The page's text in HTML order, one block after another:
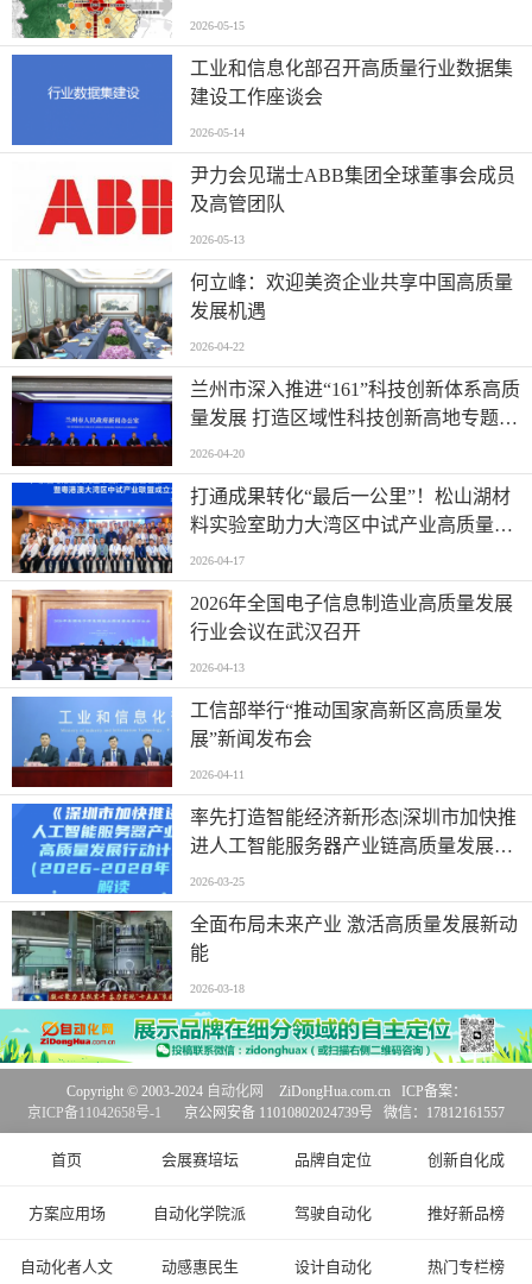
2026-05-15
工业和信息化部召开高质量行业数据集
建设工作座谈会
2026-05-14
尹力会见瑞士ABB集团全球董事会成员
及高管团队
2026-05-13
何立峰：欢迎美资企业共享中国高质量
发展机遇
2026-04-22
兰州市深入推进“161”科技创新体系高质
量发展 打造区域性科技创新高地专题新
闻发布会实录（文+图）
2026-04-20
打通成果转化“最后一公里”！松山湖材
料实验室助力大湾区中试产业高质量发
展
2026-04-17
2026年全国电子信息制造业高质量发展
行业会议在武汉召开
2026-04-13
工信部举行“推动国家高新区高质量发
展”新闻发布会
2026-04-11
率先打造智能经济新形态|深圳市加快推
进人工智能服务器产业链高质量发展行
动计划
2026-03-25
全面布局未来产业 激活高质量发展新动
能
2026-03-18
首页 会展赛培坛 品牌自定位 创新自化成
方案应用场 自动化学院派 驾驶自动化 推好新品榜
自动化者人文 动感惠民生 设计自动化 热门专栏榜
Copyright © 2003-2024 自动化网
ZiDongHua.com.cn ICP备案：
京ICP备11042658号-1
京公网安备 11010802024739号 微信：17812161557